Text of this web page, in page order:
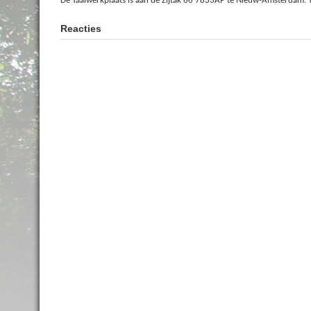
Reacties